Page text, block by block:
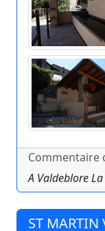
Commentaire
A Valdeblore
ST MARTIN